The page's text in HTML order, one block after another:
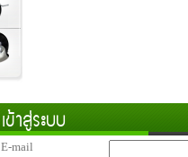
เข้าสู่ระบบ
E-mail